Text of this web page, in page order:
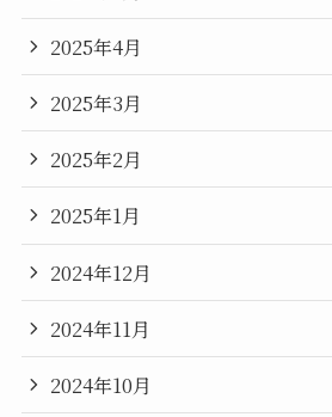
2025年4月
2025年3月
2025年2月
2025年1月
2024年12月
2024年11月
2024年10月